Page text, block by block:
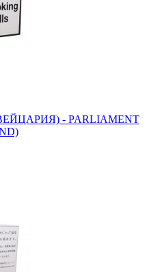
- PARLIAMENT